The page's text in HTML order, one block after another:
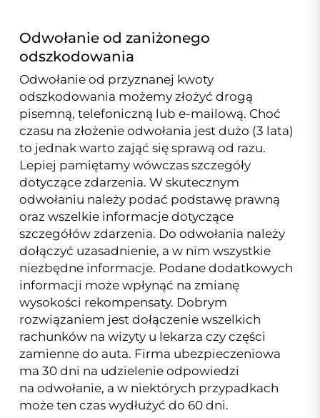
Odwołanie od zaniżonego
odszkodowania
Odwołanie od przyznanej kwoty
odszkodowania możemy złożyć drogą
pisemną, telefoniczną lub e-mailową. Choć
czasu na złożenie odwołania jest dużo (3 lata)
to jednak warto zająć się sprawą od razu.
Lepiej pamiętamy wówczas szczegóły
dotyczące zdarzenia. W skutecznym
odwołaniu należy podać podstawę prawną
oraz wszelkie informacje dotyczące
szczegółów zdarzenia. Do odwołania należy
dołączyć uzasadnienie, a w nim wszystkie
niezbędne informacje. Podane dodatkowych
informacji może wpłynąć na zmianę
wysokości rekompensaty. Dobrym
rozwiązaniem jest dołączenie wszelkich
rachunków na wizyty u lekarza czy części
zamienne do auta. Firma ubezpieczeniowa
ma 30 dni na udzielenie odpowiedzi
na odwołanie, a w niektórych przypadkach
może ten czas wydłużyć do 60 dni.